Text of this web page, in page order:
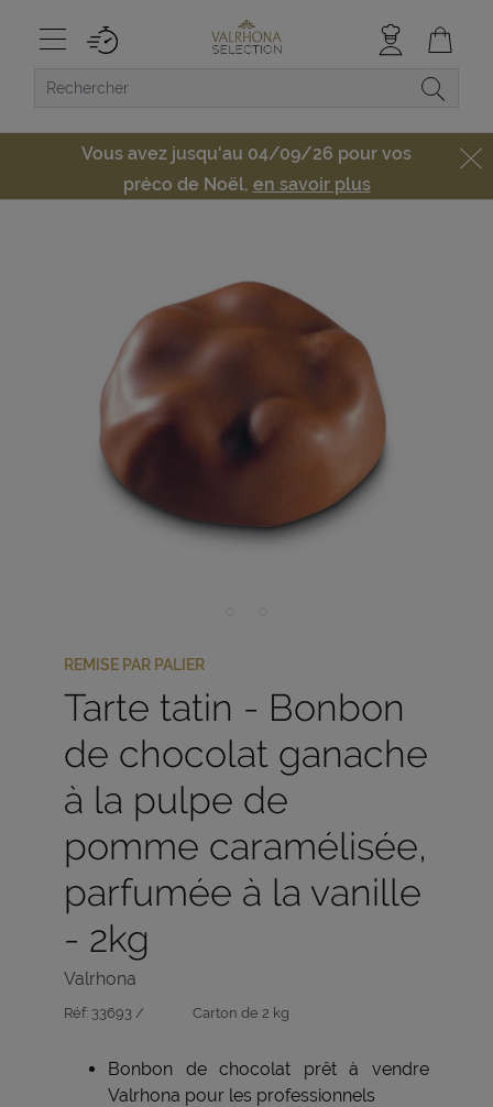
Vous avez jusqu'au 04/09/26 pour vos
préco de Noël, en savoir plus
REMISE PAR PALIER
Tarte tatin - Bonbon
de chocolat ganache
à la pulpe de
pomme caramélisée,
parfumée à la vanille
- 2kg
Valrhona
Réf: 33693 / Carton de 2 kg
Bonbon de chocolat prêt à vendre
Valrhona pour les professionnels